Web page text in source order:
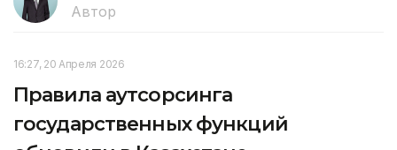
Автор
16:27, 20 Апреля 2026
Правила аутсорсинга
государственных функций